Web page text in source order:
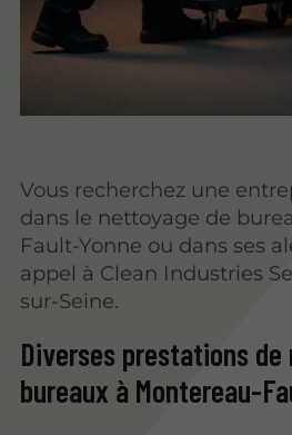
Vous recherchez une
dans le nettoyage de
Fault-Yonne ou dans ses
appel à Clean Industries
sur-Seine.
Diverses prestations
bureaux à Montereau-